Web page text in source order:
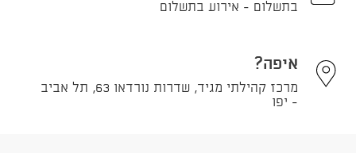
בתשלום - אירוע בתשלום
איפה?
מרכז קהילתי מגיד, שדרות נורדאו 63, תל אביב
- יפו